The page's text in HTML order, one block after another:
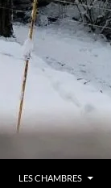
LES CHAMBRES